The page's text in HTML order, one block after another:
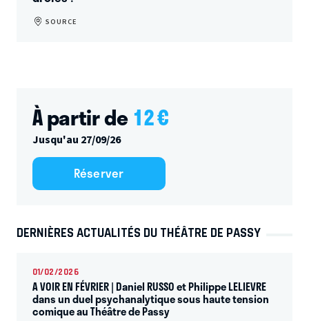
SOURCE
À partir de12€
Jusqu'au 27/09/26
Réserver
DERNIÈRES ACTUALITÉS DU THÉÂTRE DE PASSY
01/02/2026
A VOIR EN FÉVRIER | Daniel RUSSO et Philippe LELIEVRE
dans un duel psychanalytique sous haute tension
comique au Théâtre de Passy